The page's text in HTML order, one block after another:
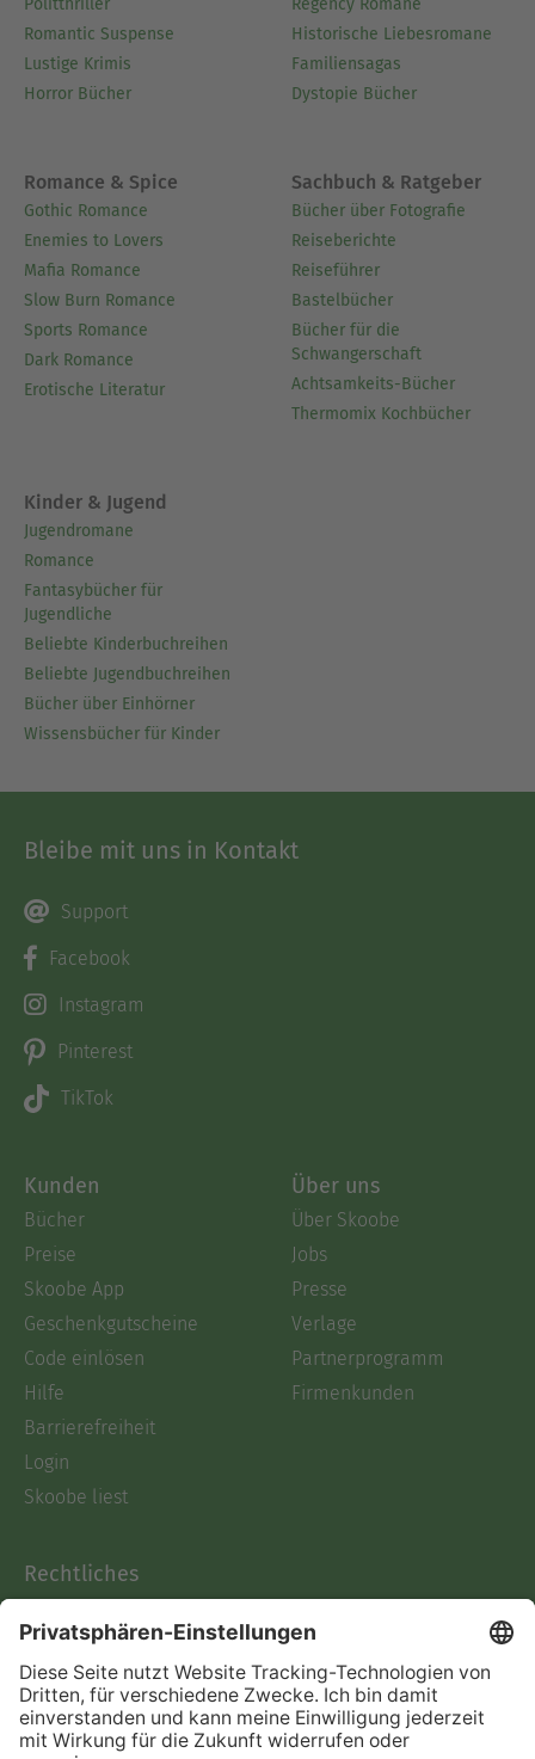
Politthriller
Romantic Suspense
Lustige Krimis
Horror Bücher
Regency Romane
Historische Liebesromane
Familiensagas
Dystopie Bücher
Romance & Spice
Gothic Romance
Enemies to Lovers
Mafia Romance
Slow Burn Romance
Sports Romance
Dark Romance
Erotische Literatur
Sachbuch & Ratgeber
Bücher über Fotografie
Reiseberichte
Reiseführer
Bastelbücher
Bücher für die
Schwangerschaft
Achtsamkeits-Bücher
Thermomix Kochbücher
Kinder & Jugend
Jugendromane
Romance
Fantasybücher für
Jugendliche
Beliebte Kinderbuchreihen
Beliebte Jugendbuchreihen
Bücher über Einhörner
Wissensbücher für Kinder
Bleibe mit uns in Kontakt
Support
Facebook
Instagram
Pinterest
TikTok
Kunden
Bücher
Preise
Skoobe App
Geschenkgutscheine
Code einlösen
Hilfe
Barrierefreiheit
Login
Skoobe liest
Über uns
Über Skoobe
Jobs
Presse
Verlage
Partnerprogramm
Firmenkunden
Rechtliches
AGB
Informationen nach Data
Act
Verträge hier kündigen